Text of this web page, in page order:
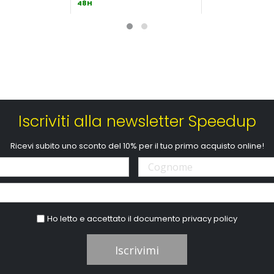
48H
Iscriviti alla newsletter Speedup
Ricevi subito uno sconto del 10% per il tuo primo acquisto online!
Ho letto e accettato il documentoprivacy policy
Iscrivimi